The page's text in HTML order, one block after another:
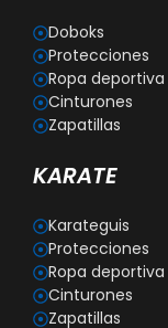
Doboks
Protecciones
Ropa deportiva
Cinturones
Zapatillas
KARATE
Karateguis
Protecciones
Ropa deportiva
Cinturones
Zapatillas